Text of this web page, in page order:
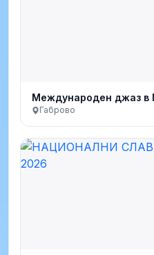
Международен джаз в
Габрово